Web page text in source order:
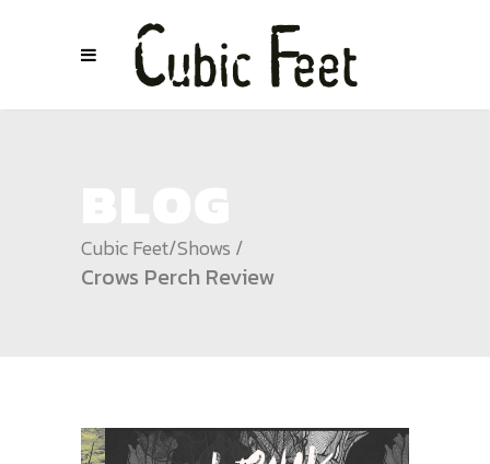
Cubic Feet/Shows /
Crows Perch Review